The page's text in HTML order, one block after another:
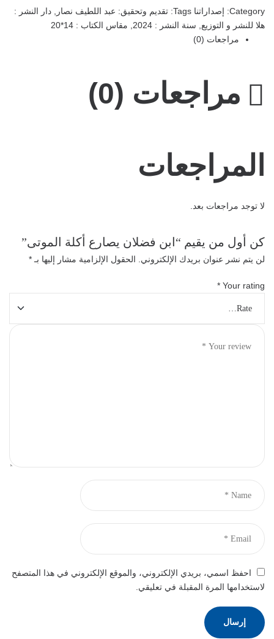
Category: إصداراتنا Tags: تقديم وتحقيق: عبد اللطيف نصار
دار النشر :
هلا للنشر و التوزيع
سنة النشر : 2024
مقاس الكتاب : 14*20
مراجعات (0)
مراجعات (0)
المراجعات
لا توجد مراجعات بعد.
كن أول من يقيم “ابن فضلان يصارع أكلة الموتى”
لن يتم نشر عنوان بريدك الإلكتروني. الحقول الإلزامية مشار إليها بـ *
Your rating
*
احفظ اسمي، بريدي الإلكتروني، والموقع الإلكتروني في هذا المتصفح
لاستخدامها المرة المقبلة في تعليقي.